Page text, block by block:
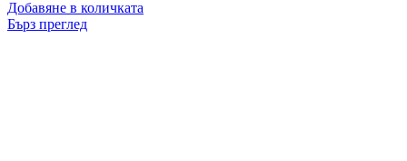
Добавяне в количката
Бърз преглед